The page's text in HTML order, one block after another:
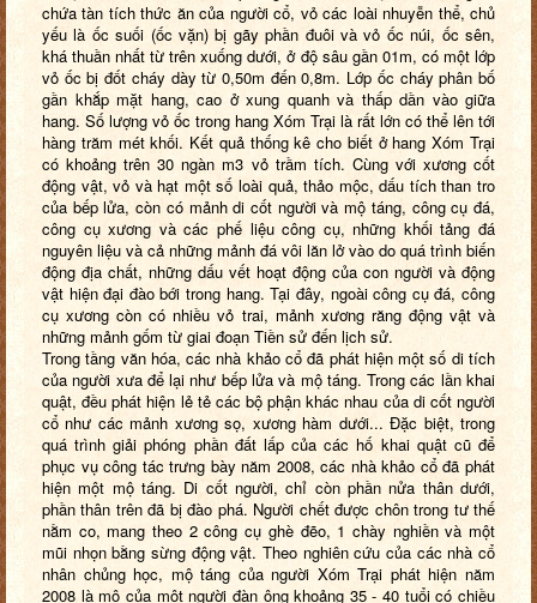
chứa tàn tích thức ăn của người cổ, vỏ các loài nhuyễn thể, chủ
yếu là ốc suối (ốc vặn) bị gãy phần đuôi và vỏ ốc núi, ốc sên,
khá thuần nhất từ trên xuống dưới, ở độ sâu gần 01m, có một lớp
vỏ ốc bị đốt cháy dày từ 0,50m đến 0,8m. Lớp ốc cháy phân bố
gần khắp mặt hang, cao ở xung quanh và thấp dần vào giữa
hang. Số lượng vỏ ốc trong hang Xóm Trại là rất lớn có thể lên tới
hàng trăm mét khối. Kết quả thống kê cho biết ở hang Xóm Trại
có khoảng trên 30 ngàn m3 vỏ trầm tích. Cùng với xương cốt
động vật, vỏ và hạt một số loài quả, thảo mộc, dấu tích than tro
của bếp lửa, còn có mảnh di cốt người và mộ táng, công cụ đá,
công cụ xương và các phế liệu công cụ, những khối tảng đá
nguyên liệu và cả những mảnh đá vôi lăn lở vào do quá trình biến
động địa chất, những dấu vết hoạt động của con người và động
vật hiện đại đào bới trong hang. Tại đây, ngoài công cụ đá, công
cụ xương còn có nhiều vỏ trai, mảnh xương răng động vật và
những mảnh gốm từ giai đoạn Tiền sử đến lịch sử.
Trong tầng văn hóa, các nhà khảo cổ đã phát hiện một số di tích
của người xưa để lại như bếp lửa và mộ táng. Trong các lần khai
quật, đều phát hiện lẻ tẻ các bộ phận khác nhau của di cốt người
cổ như các mảnh xương sọ, xương hàm dưới... Đặc biệt, trong
quá trình giải phóng phần đất lấp của các hố khai quật cũ để
phục vụ công tác trưng bày năm 2008, các nhà khảo cổ đã phát
hiện một mộ táng. Di cốt người, chỉ còn phần nửa thân dưới,
phần thân trên đã bị đào phá. Người chết được chôn trong tư thế
nằm co, mang theo 2 công cụ ghè đẽo, 1 chày nghiền và một
mũi nhọn bằng sừng động vật. Theo nghiên cứu của các nhà cổ
nhân chủng học, mộ táng của người Xóm Trại phát hiện năm
2008 là mộ của một người đàn ông khoảng 35 - 40 tuổi có chiều